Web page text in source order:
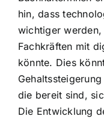
hin, dass
wichtiger
Fachkräften mit
könnte. Dies
die bereit sind,
Die Entwicklung